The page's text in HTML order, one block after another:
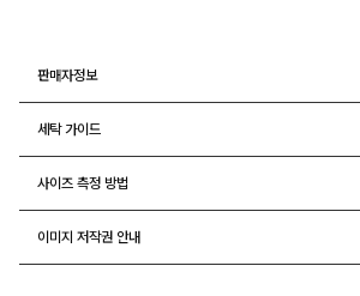
판매자정보
세탁 가이드
사이즈 측정 방법
이미지 저작권 안내